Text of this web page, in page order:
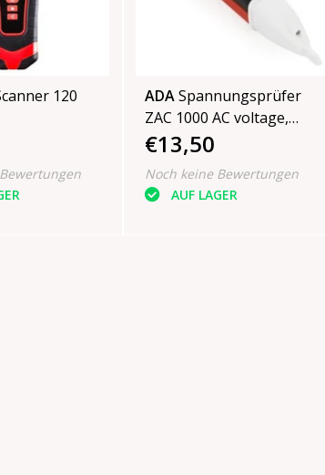
120
ADASpannungsprüfer
ZAC 1000 AC voltage,
90...1000V (50/60 Hz)
€13,50
Noch keine Bewertungen
AUF LAGER